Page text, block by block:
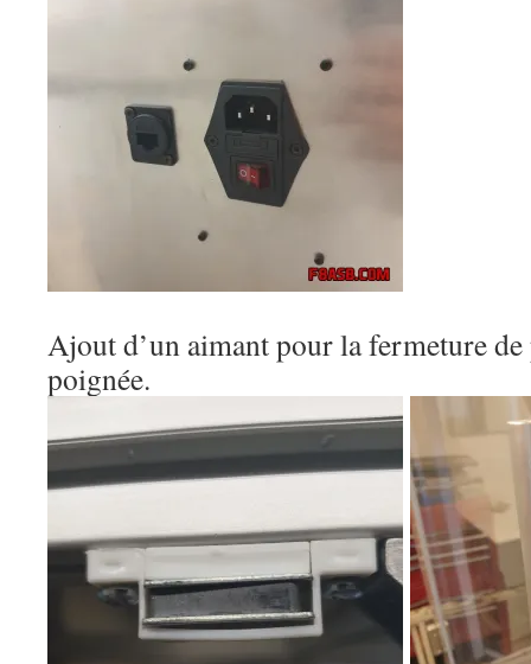
Ajout d’un aimant pour la fermeture de
poignée.